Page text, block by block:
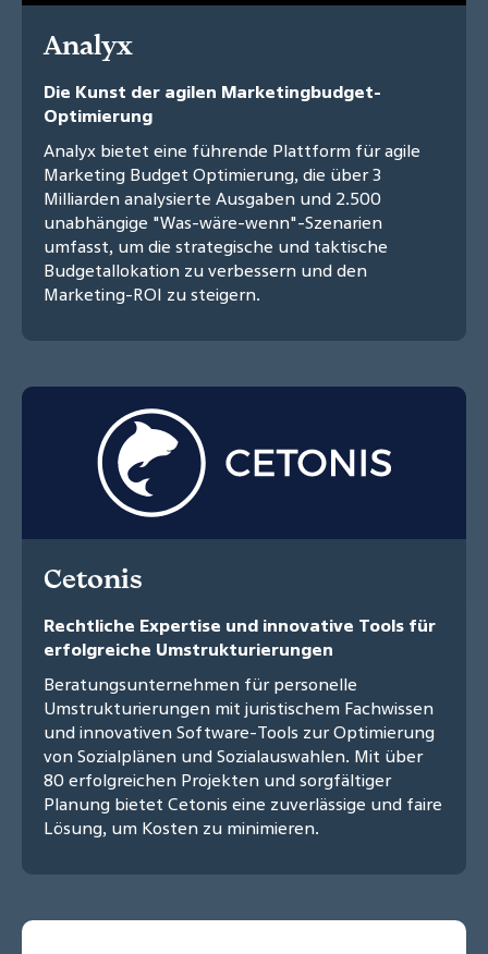
Analyx
Die Kunst der agilen Marketingbudget-
Optimierung
Analyx bietet eine führende Plattform für agile
Marketing Budget Optimierung, die über 3
Milliarden analysierte Ausgaben und 2.500
unabhängige "Was-wäre-wenn"-Szenarien
umfasst, um die strategische und taktische
Budgetallokation zu verbessern und den
Marketing-ROI zu steigern.
Cetonis
Rechtliche Expertise und innovative Tools für
erfolgreiche Umstrukturierungen
Beratungsunternehmen für personelle
Umstrukturierungen mit juristischem Fachwissen
und innovativen Software-Tools zur Optimierung
von Sozialplänen und Sozialauswahlen. Mit über
80 erfolgreichen Projekten und sorgfältiger
Planung bietet Cetonis eine zuverlässige und faire
Lösung, um Kosten zu minimieren.